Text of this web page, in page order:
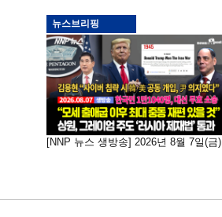
뉴스브리핑
[NNP 뉴스 생방송] 2026년 8월 7일(금)